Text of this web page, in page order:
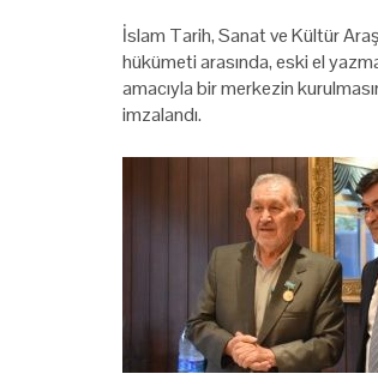
İslam Tarih, Sanat ve Kültür
hükümeti arasında, eski el
amacıyla bir merkezin
imzalandı.